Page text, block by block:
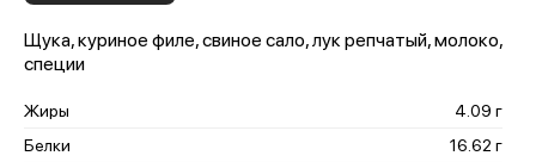
Щука, куриное филе, свиное сало, лук репчатый, молоко,
специи
Жиры
4.09 г
Белки
16.62 г